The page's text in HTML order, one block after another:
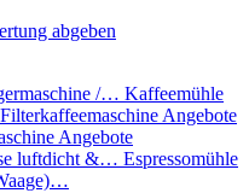
abgeben
/… Kaffeemühle
Filterkaffeemaschine Angebote
Angebote
luftdicht &… Espressomühle